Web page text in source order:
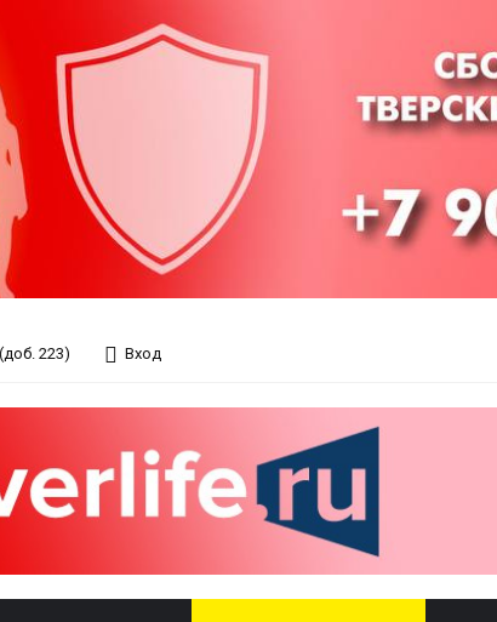
223) Вход